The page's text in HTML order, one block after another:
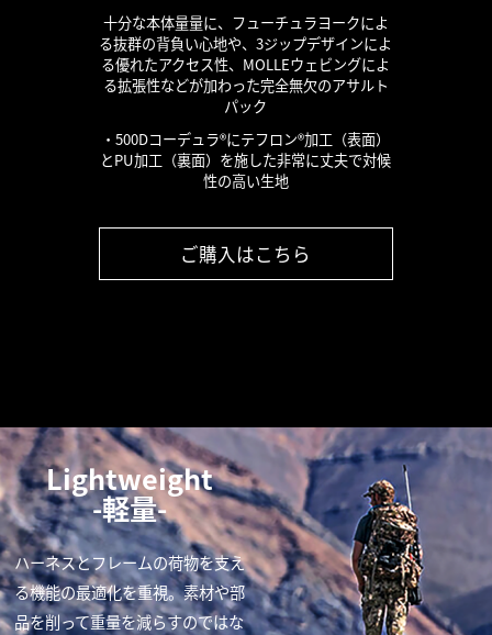
十分な本体量量に、フューチュラヨークによ
る抜群の背負い心地や、3ジップデザインによ
る優れたアクセス性、MOLLEウェビングによ
る拡張性などが加わった完全無欠のアサルト
パック
・500Dコーデュラ®にテフロン®加工（表面）
とPU加工（裏面）を施した非常に丈夫で対候
性の高い生地
ご購入はこちら
Lightweight
-軽量-
ハーネスとフレームの荷物を支え
る機能の最適化を重視。素材や部
品を削って重量を減らすのではな